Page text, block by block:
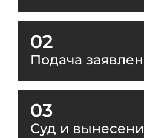
02
Подача
03
Суд и